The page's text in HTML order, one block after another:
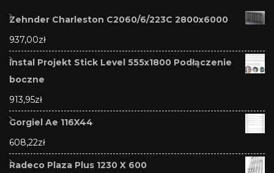
Zehnder Charleston C2060/6/223C 2800x6000
937,00zł
Instal Projekt Stick Level 555x1800 Podłączenie
boczne
913,95zł
Gorgiel Ae 116X44
608,22zł
Radeco Plaza Plus 1230 X 600